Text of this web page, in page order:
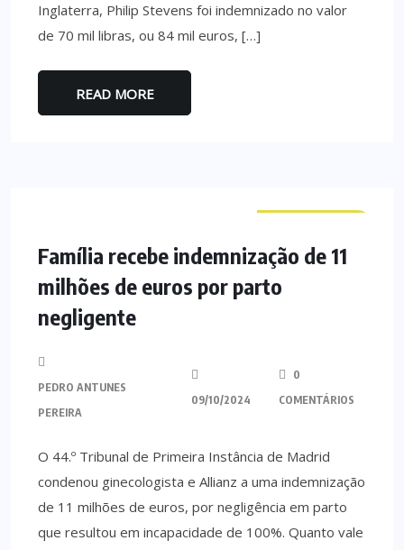
Inglaterra, Philip Stevens foi indemnizado no valor
de 70 mil libras, ou 84 mil euros, […]
READ MORE
Família recebe indemnização de 11
milhões de euros por parto
negligente
PEDRO ANTUNES
PEREIRA
09/10/2024
0
COMENTÁRIOS
O 44.º Tribunal de Primeira Instância de Madrid
condenou ginecologista e Allianz a uma indemnização
de 11 milhões de euros, por negligência em parto
que resultou em incapacidade de 100%. Quanto vale